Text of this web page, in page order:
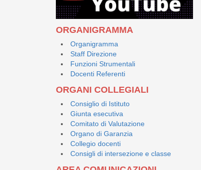
ORGANIGRAMMA
Organigramma
Staff Direzione
Funzioni Strumentali
Docenti Referenti
ORGANI COLLEGIALI
Consiglio di Istituto
Giunta esecutiva
Comitato di Valutazione
Organo di Garanzia
Collegio docenti
Consigli di intersezione e classe